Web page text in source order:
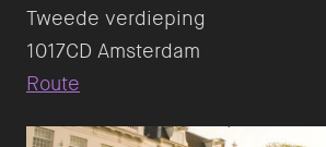
Tweede verdieping
Route